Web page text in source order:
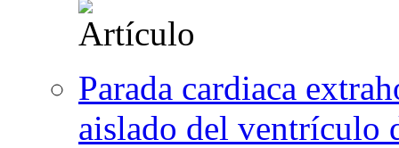
Parada cardiaca
aislado del ventrículo